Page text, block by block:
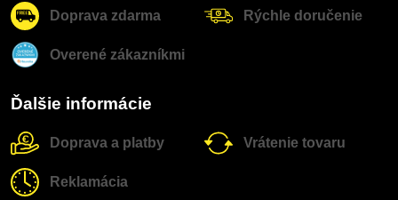
Doprava zdarma Rýchle doručenie
Overené zákazníkmi
Ďalšie informácie
Doprava a platby Vrátenie tovaru
Reklamácia